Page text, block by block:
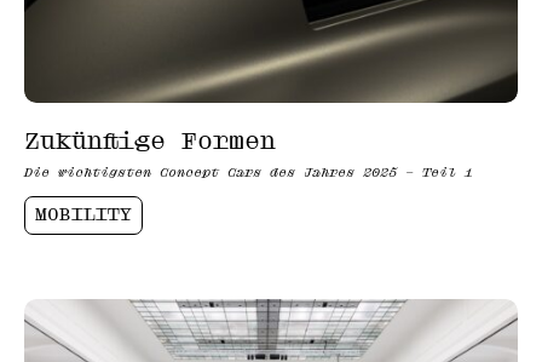
Zukünftige Formen
Die wichtigsten Concept Cars des Jahres 2025 – Teil 1
MOBILITY